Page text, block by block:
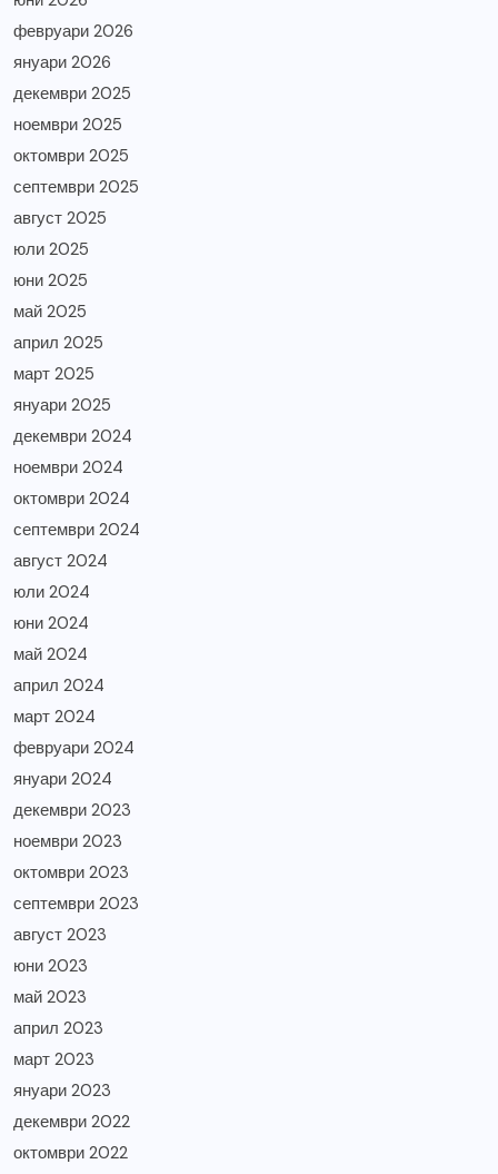
февруари 2026
януари 2026
декември 2025
ноември 2025
октомври 2025
септември 2025
август 2025
юли 2025
юни 2025
май 2025
април 2025
март 2025
януари 2025
декември 2024
ноември 2024
октомври 2024
септември 2024
август 2024
юли 2024
юни 2024
май 2024
април 2024
март 2024
февруари 2024
януари 2024
декември 2023
ноември 2023
октомври 2023
септември 2023
август 2023
юни 2023
май 2023
април 2023
март 2023
януари 2023
декември 2022
октомври 2022